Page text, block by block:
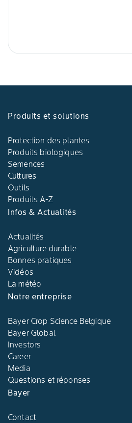
Produits et solutions
Protection des plantes
Produits biologiques
Semences
Cultures
Outils
Produits A-Z
Infos & Actualités
Actualités
Agriculture durable
Bonnes pratiques
Vidéos
La météo
Notre entreprise
Bayer Crop Science Belgique
Bayer Global
Investors
Career
Media
Questions et réponses
Bayer
Contact